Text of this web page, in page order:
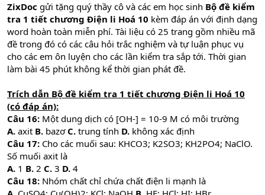
ZixDoc gửi tặng quý thầy cô và các em học sinh Bộ đề kiểm
tra 1 tiết chương Điện li Hoá 10 kèm đáp án với định dạng
word hoàn toàn miễn phí. Tài liệu có 25 trang gồm nhiều mã
đề trong đó có các câu hỏi trắc nghiệm và tự luận phục vụ
cho các em ôn luyện cho các lần kiểm tra sắp tới. Thời gian
làm bài 45 phút không kể thời gian phát đề.
Trích dẫn Bộ đề kiểm tra 1 tiết chương Điện li Hoá 10
(có đáp án):
Câu 16: Một dung dịch có [OH-] = 10-9 M có môi trường
A. axit B. bazơ C. trung tính D. không xác định
Câu 17: Cho các muối sau: KHCO3; K2SO3; KH2PO4; NaClO.
Số muối axit là
A. 1 B. 2 C. 3 D. 4
Câu 18: Nhóm chất chỉ chứa chất điện li mạnh là